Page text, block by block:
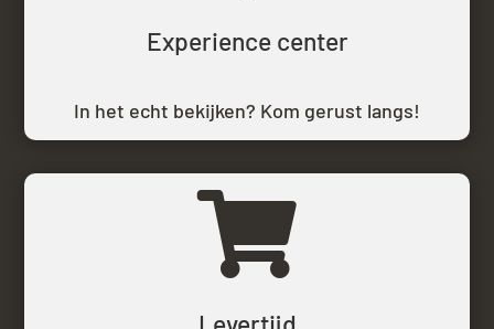
Experience center
In het echt bekijken? Kom gerust langs!
